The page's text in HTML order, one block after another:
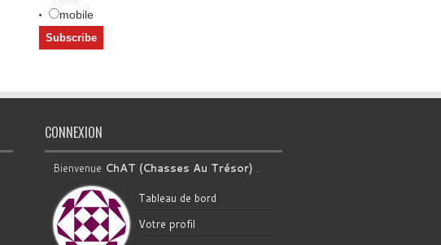
mobile
CONNEXION
Bienvenue ChAT (Chasses Au Trésor) .
Tableau de bord
Votre profil